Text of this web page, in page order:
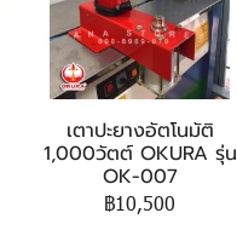
เตาปะยางอัตโนมัติ
1,000วัตต์ OKURA รุ่น
OK-007
฿10,500